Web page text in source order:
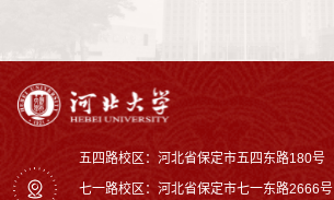
五四路校区：河北省保定市五四东路180号
七一路校区：‌河北省保定市七一东路2666号